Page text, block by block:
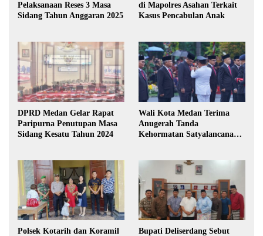
Pelaksanaan Reses 3 Masa
Sidang Tahun Anggaran 2025
di Mapolres Asahan Terkait
Kasus Pencabulan Anak
DPRD Medan Gelar Rapat
Paripurna Penutupan Masa
Sidang Kesatu Tahun 2024
Wali Kota Medan Terima
Anugerah Tanda
Kehormatan Satyalancana
Polsek Kotarih dan Koramil
Bupati Deliserdang Sebut